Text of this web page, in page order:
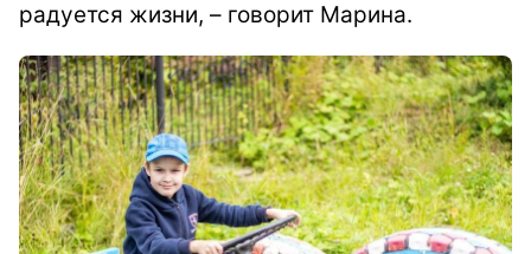
радуется жизни, – говорит Марина.